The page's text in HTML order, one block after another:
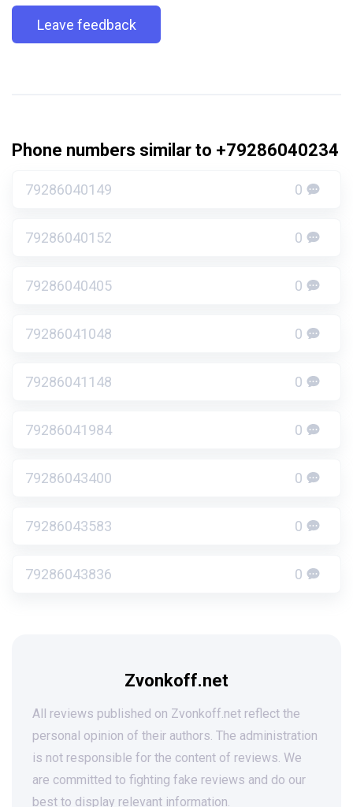
Leave feedback
Phone numbers similar to +79286040234
79286040149 0
79286040152 0
79286040405 0
79286041048 0
79286041148 0
79286041984 0
79286043400 0
79286043583 0
79286043836 0
Zvonkoff.net
All reviews published on Zvonkoff.net reflect the
personal opinion of their authors. The administration
is not responsible for the content of reviews. We
are committed to fighting fake reviews and do our
best to display relevant information.